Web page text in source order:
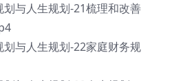
划与人生规划-21梳理和改善
划与人生规划-22家庭财务规